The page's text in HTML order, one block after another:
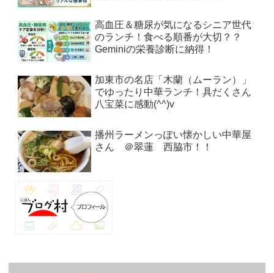
高血圧＆糖尿が気になるシニア世代
のランチ！食べる順番が大切？？
Geminiの栄養診断に納得！
加東市の名店「木蘭（ムーラン）」
でゆったり中華ランチ！具だくさん
八宝菜に感動(^^)v
播州ラーメンっぽい懐かしい中華屋
さん ＠翠蓮 西脇市！！